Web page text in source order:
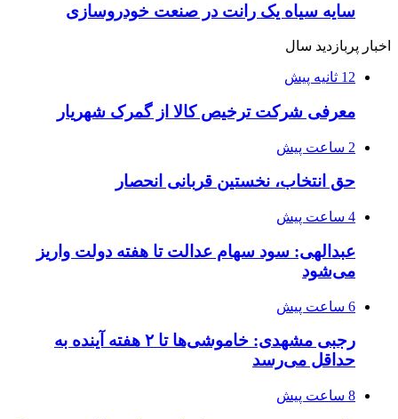
سایه سیاه یک رانت در صنعت خودروسازی
اخبار پربازدید سال
12 ثانیه پیش
معرفی شرکت ترخیص کالا از گمرک شهریار
2 ساعت پیش
حق انتخاب، نخستین قربانی انحصار
4 ساعت پیش
عبدالهی: سود سهام عدالت تا هفته دولت واریز
می‌شود
6 ساعت پیش
رجبی مشهدی: خاموشی‌ها تا ۲ هفته آینده به
حداقل می‌رسد
8 ساعت پیش